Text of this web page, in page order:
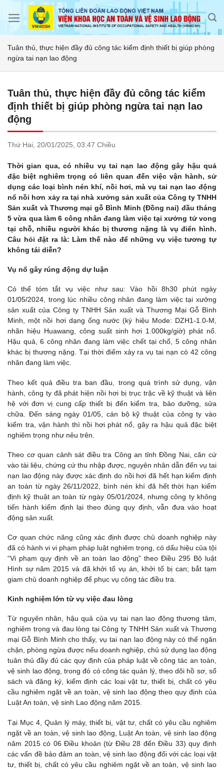
Tuân thủ, thực hiện đầy đủ công tác kiểm định thiết bị giúp phòng
ngừa tai nạn lao động
Tuân thủ, thực hiện đầy đủ công tác kiểm
định thiết bị giúp phòng ngừa tai nạn lao
động
Thứ Hai, 20/01/2025, 03:47 Chiều
Thời gian qua, có nhiều vụ tai nạn lao động gây hậu quả
đặc biệt nghiêm trọng có liên quan đến việc vận hành, sử
dụng các loại bình nén khí, nồi hơi, mà vụ tai nạn lao động
nổ nồi hơn xảy ra tại nhà xưởng sản xuất của Công ty TNHH
Sản xuất và Thương mại gỗ Bình Minh (Đồng nai) đầu tháng
5 vừa qua làm 6 công nhân đang làm việc tại xưởng tử vong
tại chỗ, nhiều người khác bị thương nặng là vụ điển hình.
Câu hỏi đặt ra là: Làm thế nào để những vụ việc tương tự
không tái diễn?
Vụ nổ gây rúng động dự luận
Có thể tóm tắt vụ việc như sau: Vào hồi 8h30 phút ngày
01/05/2024, trong lúc nhiều công nhân đang làm việc tại xưởng
sản xuất của Công ty TNHH Sản xuất và Thương Mại Gỗ Bình
Minh, một nồi hơi dạng ống nước (ký hiệu Mode: DZH1-1.0-M,
nhãn hiệu Huawang, công suất sinh hơi 1.000kg/giờ) phát nổ.
Hậu quả, 6 công nhân đang làm việc chết tại chổ, 5 công nhân
khác bị thương nặng. Tại thời điểm xảy ra vụ tai nạn có 42 công
nhân đang làm việc.
Theo kết quả điều tra ban đầu, trong quá trình sử dụng, vận
hành, công ty đã phát hiện nồi hơi bị trục trặc về kỹ thuật và liên
hệ với đơn vị cung cấp thiết bị đến kiểm tra, bảo dưỡng, sửa
chữa. Đến sáng ngày 01/05, cán bộ kỹ thuật của công ty vào
kiểm tra, vận hành thì nồi hơi phát nổ, gây ra hậu quả đặc biệt
nghiêm trọng như nêu trên.
Theo cơ quan cảnh sát điều tra Công an tỉnh Đồng Nai, căn cứ
vào tài liệu, chứng cứ thu nhập được, nguyên nhân dẫn đến vụ tai
nạn lao động này được xác định do nồi hơi đã hết hạn kiểm định
an toàn từ ngày 26/11/2022, bình nén khí đã hết thời hạn kiểm
định kỹ thuật an toàn từ ngày 05/01/2024, nhưng công ty không
tiến hành kiểm định lại theo đúng quy định, vẫn đưa vào hoạt
động sản xuất.
Cơ quan chức năng cũng xác định được chủ doanh nghiệp này
đã có hành vi vi phạm pháp luật nghiêm trọng, có dấu hiệu của tội
“Vi phạm quy định về an toàn lao động” theo Điều 295 Bộ luật
Hình sự năm 2015 và đã khởi tố vụ án, khởi tố bị can; bắt tạm
giam chủ doanh nghiệp để phục vụ công tác điều tra.
Kinh nghiệm lớn từ vụ việc đau lòng
Từ nguyên nhân, hậu quả của vụ tai nạn lao động thương tâm,
nghiêm trọng và đau lòng tại Công ty TNHH Sản xuất và Thương
mại Gỗ Bình Minh cho thấy, vụ tai nạn lao động này có thể ngăn
chặn, phòng ngừa được nếu doanh nghiệp, chủ sử dụng lao động
tuân thủ đầy đủ các quy định của pháp luật về công tác an toàn,
vệ sinh lao động, trong đó có công tác quản lý, theo dõi hồ sơ, sổ
sách và đăng ký, kiểm định các loại vật tư, thiết bị, chất có yêu
cầu nghiêm ngặt về an toàn, vệ sinh lao động theo quy định của
Luật An toàn, vệ sinh Lao động năm 2015.
Tại Mục 4, Quản lý máy, thiết bị, vật tư, chất có yêu cầu nghiêm
ngặt về an toàn, vệ sinh lao động, Luật An toàn, vệ sinh lao động
năm 2015 có 06 Điều khoản (từ Điều 28 đến Điều 33) quy định
các vấn đề bảo đảm an toàn, vệ sinh lao động đối với các loại vật
tư, thiết bị, chất có yêu cầu nghiêm ngặt về an toàn, vệ sinh lao